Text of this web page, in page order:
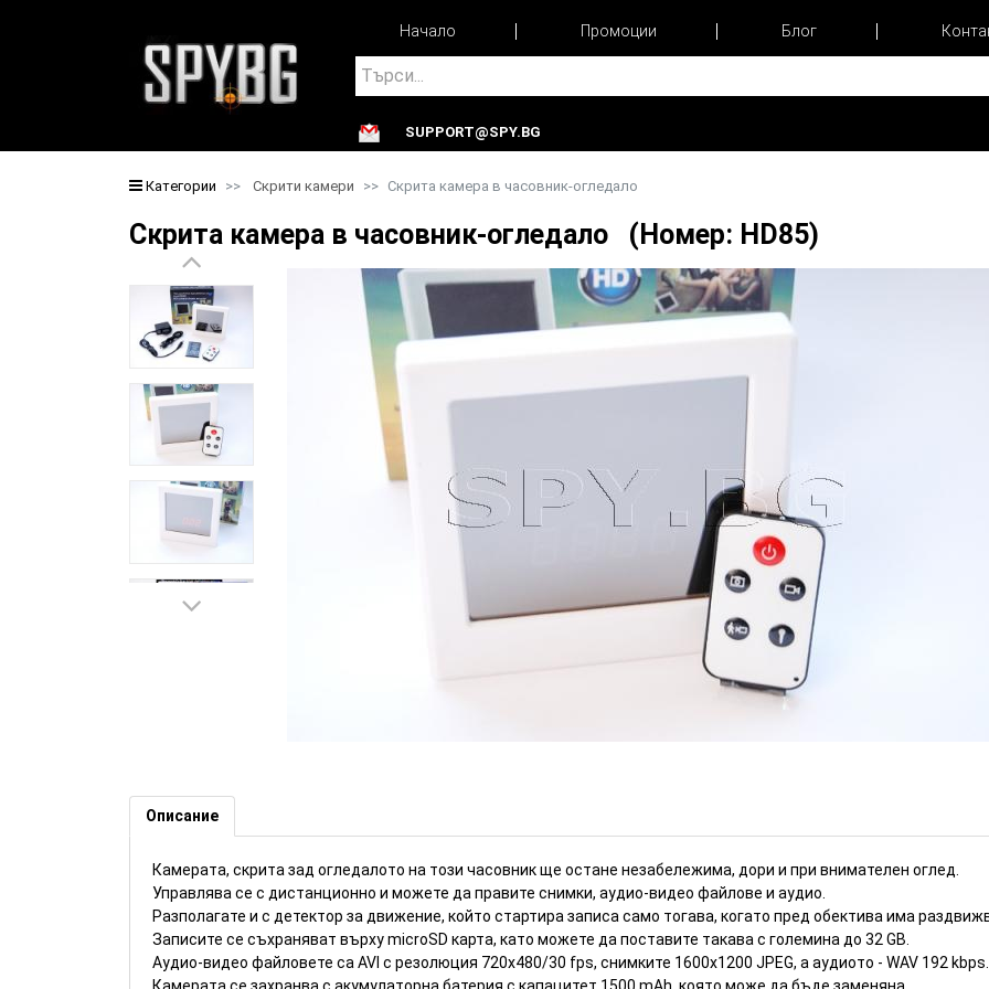
Начало Промоции Блог
Search
SUPPORT@SPY.BG
Категории Скрити камери Скрита камера в часовник-огледало
Скрита камера в часовник-огледало (Номер: HD85)
Скрита камера в часовник-огледало (Номер: HD85)
Описание
Камерата, скрита зад огледалото на този часовник ще остане незабележима, дори и при внимателен оглед.
Управлява се с дистанционно и можете да правите снимки, аудио-видео файлове и аудио.
Разполагате и с детектор за движение, който стартира записа само тогава, когато пред обектива има
Записите се съхраняват върху microSD карта, като можете да поставите такава с големина до 32 GB.
Аудио-видео файловете са AVI с резолюция 720х480/30 fps, снимките 1600х1200 JPEG, а аудиото - WAV 192 kbps.
Камерата се захранва с акумулаторна батерия с капацитет 1500 mAh, която може да бъде заменяна.